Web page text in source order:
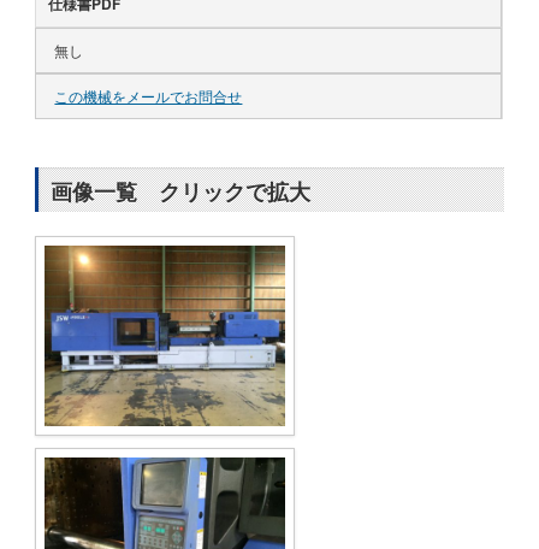
仕様書PDF
無し
この機械をメールでお問合せ
画像一覧 クリックで拡大